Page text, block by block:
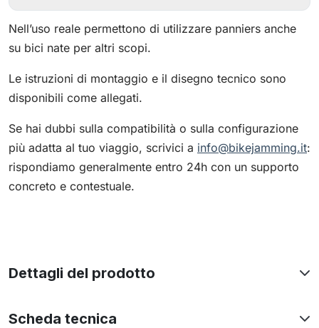
Nell’uso reale permettono di utilizzare panniers anche
su bici nate per altri scopi.
Le istruzioni di montaggio e il disegno tecnico sono
disponibili come allegati.
Se hai dubbi sulla compatibilità o sulla configurazione
più adatta al tuo viaggio, scrivici a info@bikejamming.it:
rispondiamo generalmente entro 24h con un supporto
concreto e contestuale.
Dettagli del prodotto
Scheda tecnica